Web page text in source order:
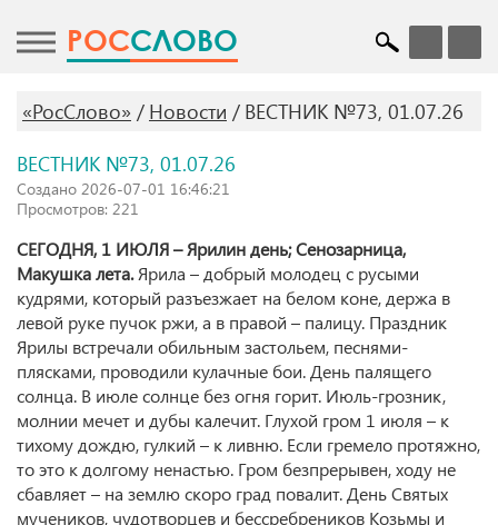
POCСЛОВО
«РосСлово» Новости
ВЕСТНИК №73, 01.07.26
ВЕСТНИК №73, 01.07.26
Создано 2026-07-01 16:46:21
Просмотров: 221
СЕГОДНЯ, 1 ИЮЛЯ – Ярилин день; Сенозарница,
Макушка лета.Ярила – добрый молодец с русыми
кудрями, который разъезжает на белом коне, держа в
левой руке пучок ржи, а в правой – палицу. Праздник
Ярилы встречали обильным застольем, песнями-
плясками, проводили кулачные бои. День палящего
солнца. В июле солнце без огня горит. Июль-грозник,
молнии мечет и дубы калечит. Глухой гром 1 июля – к
тихому дождю, гулкий – к ливню. Если гремело протяжно,
то это к долгому ненастью. Гром безпрерывен, ходу не
сбавляет – на землю скоро град повалит. День Святых
мучеников, чудотворцев и бессребреников Козьмы и